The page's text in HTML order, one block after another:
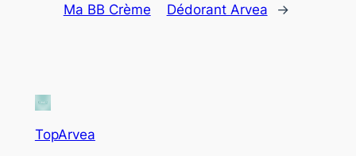
Ma BB Crème
Dédorant Arvea
→
TopArvea